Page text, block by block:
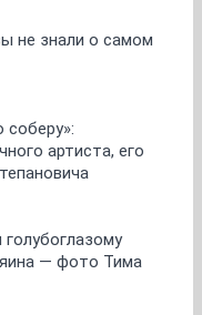
не знали о самом
артиста, его
— фото Тима